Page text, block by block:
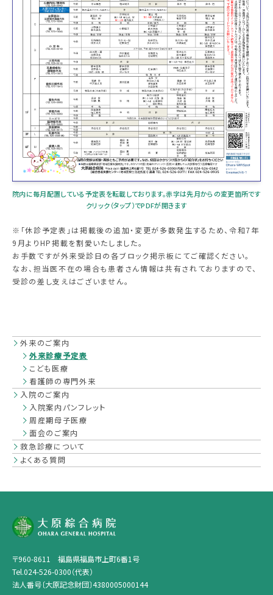
院内に毎月配置している予定表を転載しております。赤字は先月からの変更箇所です
クリック（タップ）でPDFが開きます
※「休診予定表」は掲載後の追加・変更が多数発生するため、令和7年
9月よりHP掲載を割愛いたしました。
お手数ですが外来受診日の各ブロック掲示板にてご確認ください。
なお、担当医不在の場合も患者さん情報は共有されておりますので、
受診の差し支えはございません。
外来のご案内
外来診療予定表
こども医療
看護師の専門外来
入院のご案内
入院案内パンフレット
周産期母子医療
面会のご案内
救急診療について
よくある質問
〒960-8611 福島県福島市上町6番1号
Tel.024-526-0300（代表）
法人番号〔大原記念財団〕4380005000144
麻酔科
放射線科・ 画像診断センター
病理診断科
歯科口腔外科
健康予防科
外来
外来のご案内
こども医療
看護師の専門外来
入院
入院のご案内
入院案内パンフレット〔2026年2月版〕
面会のご案内
よくある質問
救急
救急診療について
健診・ドック・ワクチン